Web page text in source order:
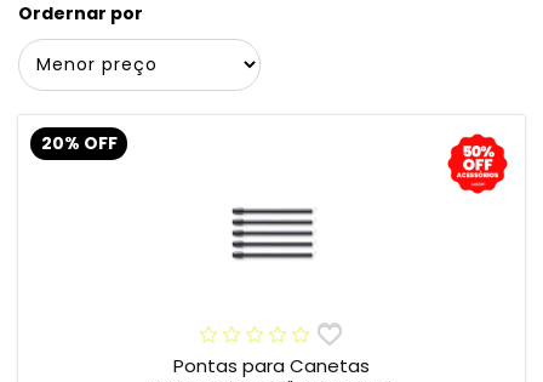
Ordernar por
20% OFF
Pontas para Canetas